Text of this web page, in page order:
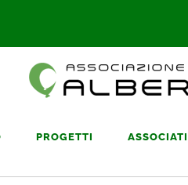
PROGETTI ASSOCIATI